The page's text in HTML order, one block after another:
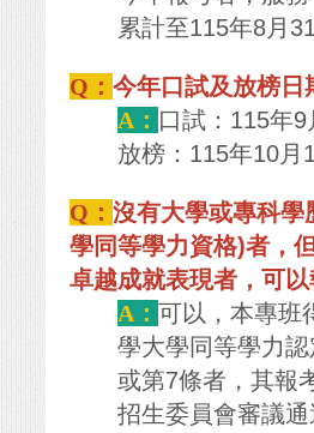
累計至115年8月31
Q：今年口試及放榜日
A： 口試：115年9
放榜：115年10月
Q：沒有大學或專科學
學同等學力資格)者，
卓越成就表現者，可以
A：可以，本專班
學大學同等學力
或第7條者，其報
招生委員會審議